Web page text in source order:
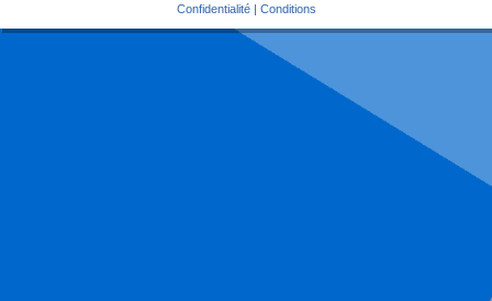
Confidentialité| Conditions